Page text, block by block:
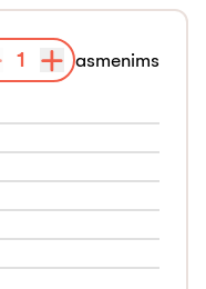
1 asmenims